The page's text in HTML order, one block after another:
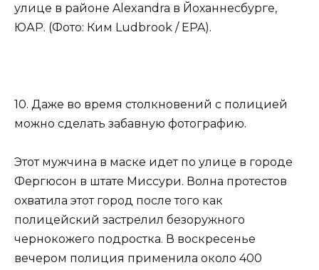
улице в районе Alexandra в Йоханнесбурге,
ЮАР. (Фото: Ким Ludbrook / EPA).
10. Даже во время столкновений с полицией
можно сделать забавную фотографию.
Этот мужчина в маске идет по улице в городе
Фергюсон в штате Миссури. Волна протестов
охватила этот город после того как
полицейский застрелил безоружного
чернокожего подростка. В воскресенье
вечером полиция применила около 400